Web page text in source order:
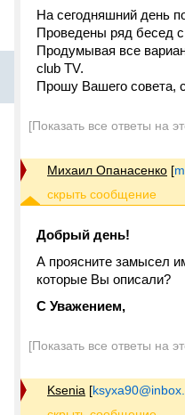
На сегодняшний день
Проведены ряд бесед
Продумывая все
club TV.
Прошу Вашего совета,
[Показать все ответы на
Михаил Опанасенко [
Добрый день!
А проясните замысел
которые Вы описали?
С Уважением,
[Показать все ответы на
Ksenia [